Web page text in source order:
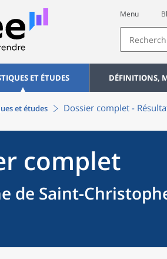
Menu
ET ÉTUDES DÉFINITIONS,
et études Dossier complet -
complet
de Saint-